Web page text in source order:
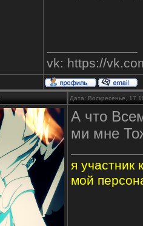
vk: https://
Дата: Воскресенье,
А что
ми мне
я участник
мой